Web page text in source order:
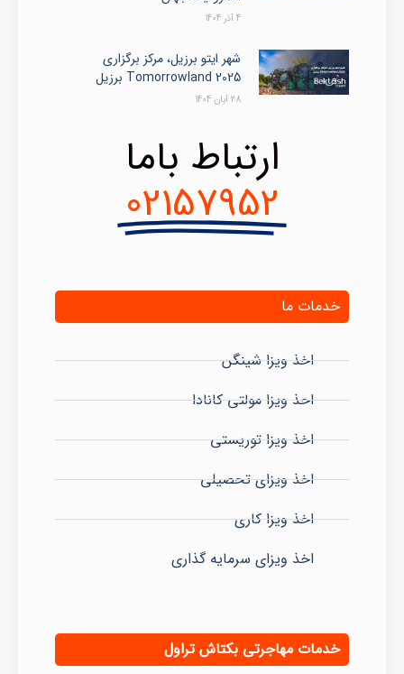
4 آذر 1404
شهر ایتو برزیل، مرکز برگزاری
Tomorrowland 2025 برزیل
28 آبان 1404
ارتباط باما
02157952
خدمات ما
اخذ ویزا شینگن
احذ ویزا مولتی کانادا
اخذ ویزا توریستی
اخذ ویزای تحصیلی
اخذ ویزا کاری
اخذ ویزای سرمایه گذاری
خدمات مهاجرتی بکتاش تراول